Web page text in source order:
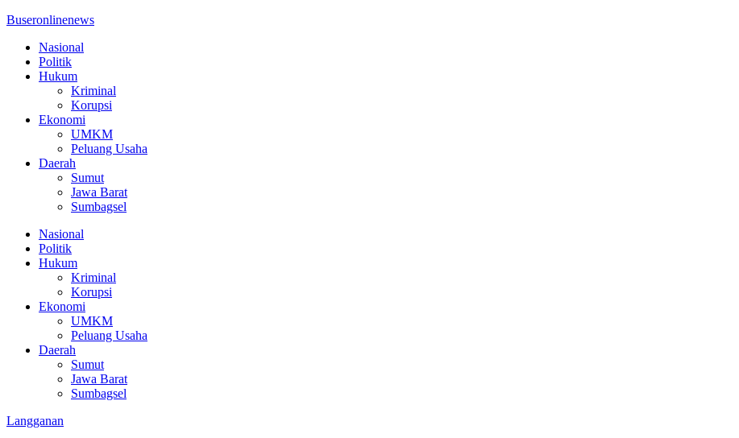
Buseronlinenews
Nasional
Politik
Hukum
Kriminal
Korupsi
Ekonomi
UMKM
Peluang Usaha
Daerah
Sumut
Jawa Barat
Sumbagsel
Nasional
Politik
Hukum
Kriminal
Korupsi
Ekonomi
UMKM
Peluang Usaha
Daerah
Sumut
Jawa Barat
Sumbagsel
Langganan